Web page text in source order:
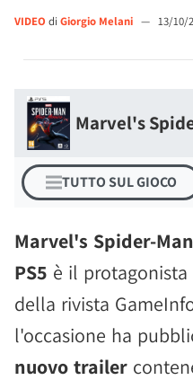
VIDEO di Giorgio Melani — 13/10/
Marvel's
TUTTO SUL GIOCO
Marvel's Spider-
PS5 è il
della rivista
l'occasione ha
nuovo trailer